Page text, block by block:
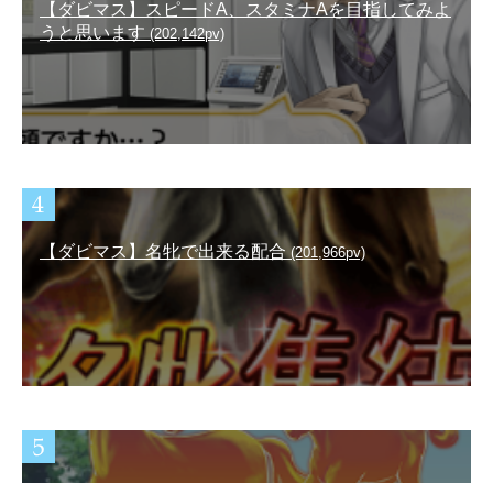
【ダビマス】スピードA、スタミナAを目指してみよ
うと思います(202,142pv)
【ダビマス】名牝で出来る配合(201,966pv)